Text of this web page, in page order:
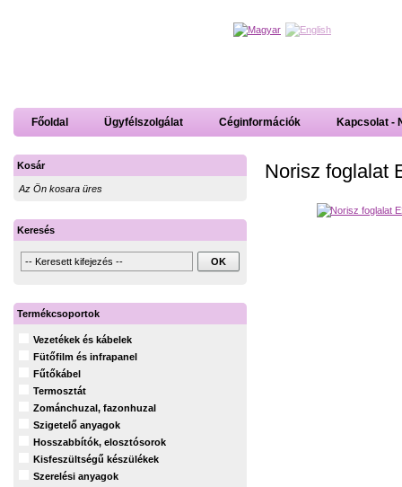
Főoldal Ügyfélszolgálat Céginformációk Kapcsolat -
Norisz foglalat
Kosár
Az Ön kosara üres
Keresés
Termékcsoportok
Vezetékek és kábelek
Fütőfilm és infrapanel
Fűtőkábel
Termosztát
Zománchuzal, fazonhuzal
Szigetelő anyagok
Hosszabbítók, elosztósorok
Kisfeszültségű készülékek
Szerelési anyagok